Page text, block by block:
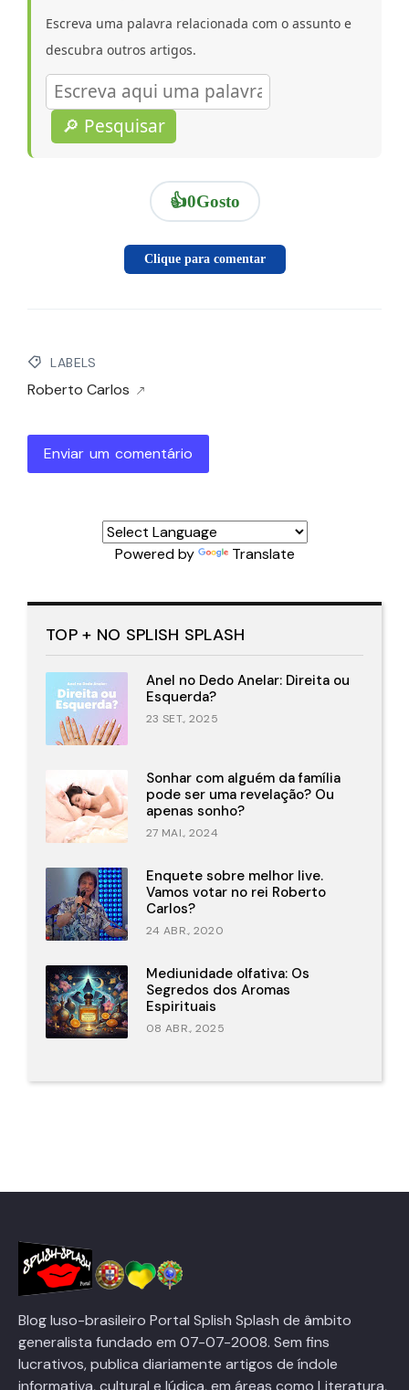
Escreva uma palavra relacionada com o assunto e
descubra outros artigos.
🔎 Pesquisar
👍0Gosto
Clique para comentar
LABELS
Roberto Carlos
Enviar um comentário
Powered by Translate
TOP + NO SPLISH SPLASH
Anel no Dedo Anelar: Direita ou
Esquerda?
23 SET., 2025
Sonhar com alguém da família
pode ser uma revelação? Ou
apenas sonho?
27 MAI., 2024
Enquete sobre melhor live.
Vamos votar no rei Roberto
Carlos?
24 ABR., 2020
Mediunidade olfativa: Os
Segredos dos Aromas
Espirituais
08 ABR., 2025
Blog luso-brasileiro Portal Splish Splash de âmbito
generalista fundado em 07-07-2008. Sem fins
lucrativos, publica diariamente artigos de índole